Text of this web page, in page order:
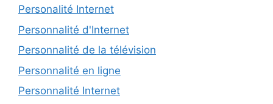
Personalité Internet
Personnalité d'Internet
Personnalité de la télévision
Personnalité en ligne
Personnalité Internet